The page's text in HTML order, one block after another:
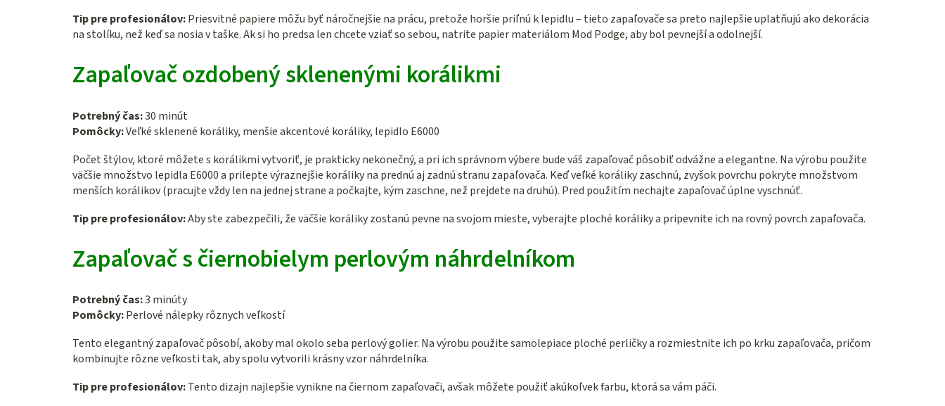
Tip pre profesionálov:Priesvitné papiere môžu byť náročnejšie na prácu, pretože horšie priľnú k lepidlu – tieto zapaľovače sa preto najlepšie uplatňujú ako dekorácia
na stolíku, než keď sa nosia v taške. Ak si ho predsa len chcete vziať so sebou, natrite papier materiálom Mod Podge, aby bol pevnejší a odolnejší.
Zapaľovač ozdobený sklenenými korálikmi
Potrebný čas:30 minút
Pomôcky:Veľké sklenené koráliky, menšie akcentové koráliky, lepidlo E6000
Počet štýlov, ktoré môžete s korálikmi vytvoriť, je prakticky nekonečný, a pri ich správnom výbere bude váš zapaľovač pôsobiť odvážne a elegantne. Na výrobu použite
väčšie množstvo lepidla E6000 a prilepte výraznejšie koráliky na prednú aj zadnú stranu zapaľovača. Keď veľké koráliky zaschnú, zvyšok povrchu pokryte množstvom
menších korálikov (pracujte vždy len na jednej strane a počkajte, kým zaschne, než prejdete na druhú). Pred použitím nechajte zapaľovač úplne vyschnúť.
Tip pre profesionálov:Aby ste zabezpečili, že väčšie koráliky zostanú pevne na svojom mieste, vyberajte ploché koráliky a pripevnite ich na rovný povrch zapaľovača.
Zapaľovač s čiernobielym perlovým náhrdelníkom
Potrebný čas:3 minúty
Pomôcky:Perlové nálepky rôznych veľkostí
Tento elegantný zapaľovač pôsobí, akoby mal okolo seba perlový golier. Na výrobu použite samolepiace ploché perličky a rozmiestnite ich po krku zapaľovača, pričom
kombinujte rôzne veľkosti tak, aby spolu vytvorili krásny vzor náhrdelníka.
Tip pre profesionálov:Tento dizajn najlepšie vynikne na čiernom zapaľovači, avšak môžete použiť akúkoľvek farbu, ktorá sa vám páči.